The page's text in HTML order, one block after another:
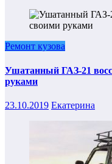
Ремонт кузова
Ушатанный ГАЗ-21
руками
23.10.2019 Екатерина